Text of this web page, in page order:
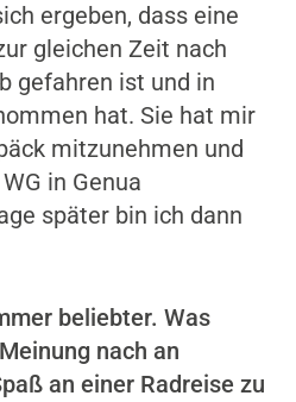
ergeben, dass eine
gleichen Zeit nach
gefahren ist und in
hat. Sie hat mir
mitzunehmen und
in Genua
später bin ich dann
beliebter. Was
nach an
an einer Radreise zu